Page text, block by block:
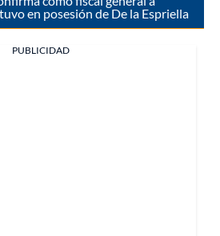
en posesión de De la Espriella
PUBLICIDAD